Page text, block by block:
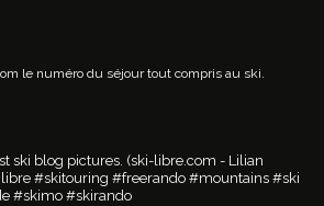
le numéro du séjour tout compris au ski.
ski blog pictures. (ski-libre.com - Lilian
#skitouring #freerando #mountains #ski
#skimo #skirando